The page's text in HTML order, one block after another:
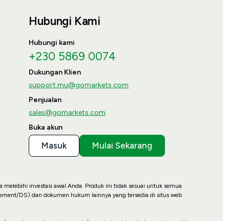
Hubungi Kami
Hubungi kami
+230 5869 0074
Dukungan Klien
support.mu@gomarkets.com
Penjualan
sales@gomarkets.com
Buka akun
Masuk Mulai Sekarang
investasi awal Anda. Produk ini tidak sesuai untuk semua
DS) dan dokumen hukum lainnya yang tersedia di situs web